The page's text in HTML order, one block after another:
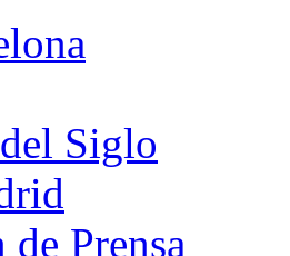
Siglo
de Prensa